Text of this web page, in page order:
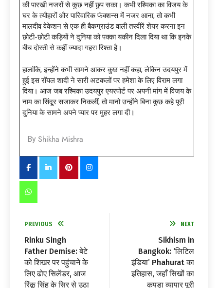
की पारखी नजरों से कुछ नहीं छुप सका। कभी रश्मिका का विजय के
घर के त्यौहारों और पारिवारिक फंक्शन्स में नजर आना, तो कभी
मालदीव वेकेशन से एक ही बैकग्राउंड वाली तस्वीरें शेयर करना इन
छोटी-छोटी कड़ियों ने दुनिया को पक्का यकीन दिला दिया था कि इनके
बीच दोस्ती से कहीं ज्यादा गहरा रिश्ता है।
हालांकि, इन्होंने कभी सामने आकर कुछ नहीं कहा, लेकिन उदयपुर में
हुई इस रॉयल शादी ने सारी अटकलों पर हमेशा के लिए विराम लगा
दिया। आज जब रश्मिका उदयपुर एयरपोर्ट पर अपनी मांग में विजय के
नाम का सिंदूर सजाकर निकलीं, तो मानो उन्होंने बिना कुछ कहे पूरी
दुनिया के सामने अपने प्यार पर मुहर लगा दी।
By Shikha Mishra
PREVIOUS
Rinku Singh
Father Demise: बेटे
को शिखर पर पहुंचाने के
लिए ढोए सिलेंडर, आज
रिंकू सिंह के सिर से उठा
NEXT
Sikhism in
Bangkok: ‘लिटिल
इंडिया’ Phahurat का
इतिहास, जहाँ सिखों का
कपड़ा व्यापार पूरी